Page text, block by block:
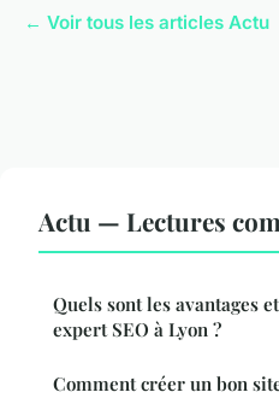
← Voir tous les articles Actu
Actu — Lectures
Quels sont les avantages
expert SEO à Lyon ?
Comment créer un bon